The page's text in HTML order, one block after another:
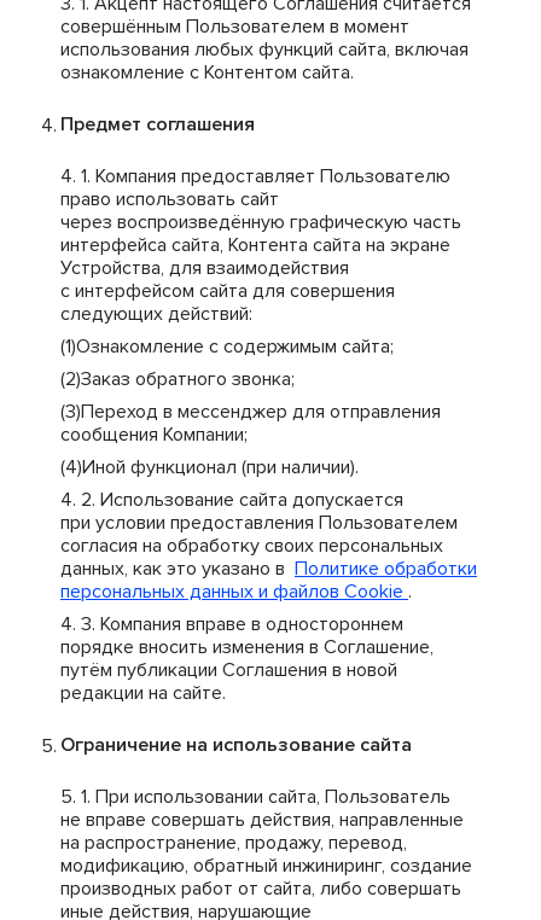
совершённым Пользователем в момент
использования любых функций сайта, включая
ознакомление с Контентом сайта.
Предмет соглашения
Компания предоставляет Пользователю
право использовать сайт
через воспроизведённую графическую часть
интерфейса сайта, Контента сайта на экране
Устройства, для взаимодействия
с интерфейсом сайта для совершения
следующих действий:
Ознакомление с содержимым сайта;
Заказ обратного звонка;
Переход в мессенджер для отправления
сообщения Компании;
Иной функционал (при наличии).
Использование сайта допускается
при условии предоставления Пользователем
согласия на обработку своих персональных
данных, как это указано в Политике обработки
персональных данных и файлов Cookie .
Компания вправе в одностороннем
порядке вносить изменения в Соглашение,
путём публикации Соглашения в новой
редакции на сайте.
Ограничение на использование сайта
При использовании сайта, Пользователь
не вправе совершать действия, направленные
на распространение, продажу, перевод,
модификацию, обратный инжиниринг, создание
производных работ от сайта, либо совершать
иные действия, нарушающие